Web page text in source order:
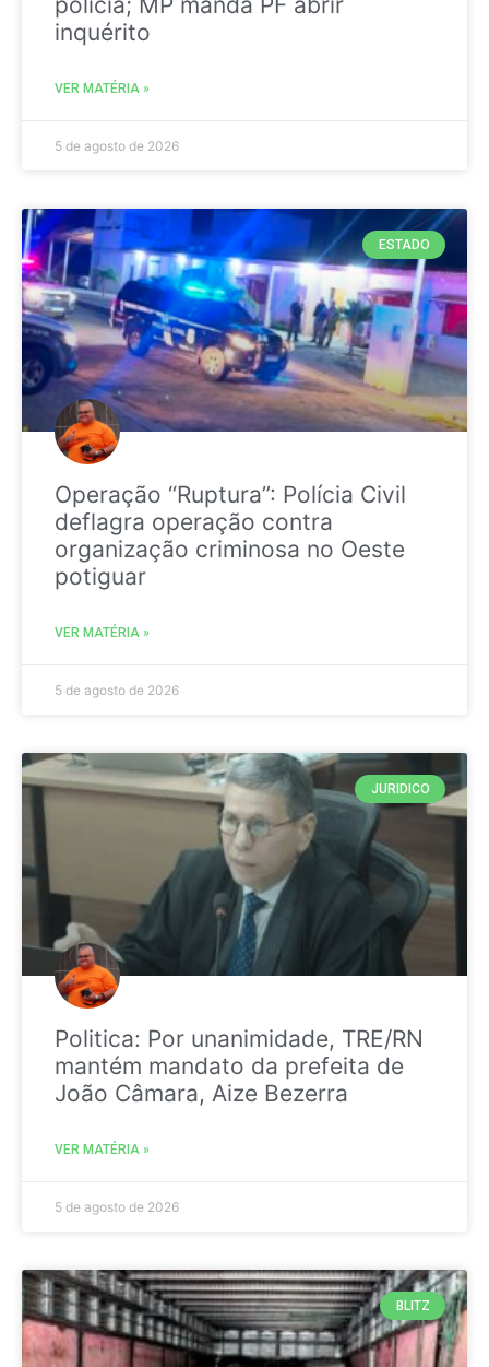
inquérito
VER MATÉRIA »
5 de agosto de 2026
ESTADO
Operação “Ruptura”: Polícia Civil
deflagra operação contra
organização criminosa no Oeste
potiguar
VER MATÉRIA »
5 de agosto de 2026
JURIDICO
Politica: Por unanimidade, TRE/RN
mantém mandato da prefeita de
João Câmara, Aize Bezerra
VER MATÉRIA »
5 de agosto de 2026
BLITZ